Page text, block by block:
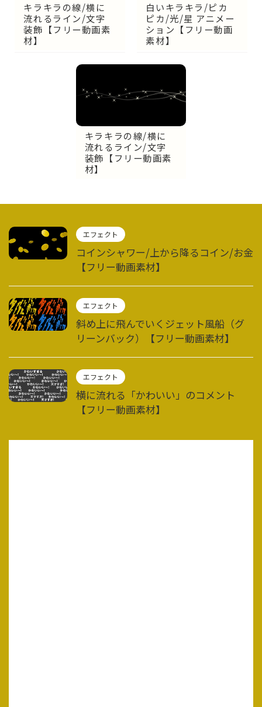
キラキラの線/横に
流れるライン/文字
装飾【フリー動画素
材】
白いキラキラ/ピカ
ピカ/光/星 アニメー
ション【フリー動画
素材】
キラキラの線/横に
流れるライン/文字
装飾【フリー動画素
材】
エフェクト
コインシャワー/上から降るコイン/お金
【フリー動画素材】
エフェクト
斜め上に飛んでいくジェット風船（グ
リーンバック）【フリー動画素材】
エフェクト
横に流れる「かわいい」のコメント
【フリー動画素材】